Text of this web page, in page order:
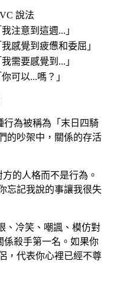
說法
我注意到這週...」
我感覺到疲憊和委屈」
我需要感覺到...」
你可以...嗎？」
行為被稱為「末日四騎
的吵架中，關係的存活
方的人格而不是行為。
忘記我說的事讓我很失
、冷笑、嘲諷、模仿對
係殺手第一名。如果你
，代表你心裡已經不尊